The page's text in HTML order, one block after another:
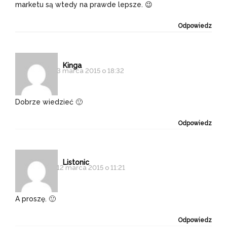
marketu są wtedy na prawde lepsze. 😉
Odpowiedz
Kinga
3 marca 2015 o 18:32
Dobrze wiedzieć 🙂
Odpowiedz
Listonic
12 marca 2015 o 11:21
A proszę. 🙂
Odpowiedz